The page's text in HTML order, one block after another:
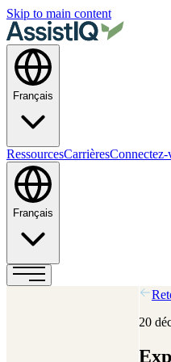
Skip to main content
Français
RessourcesCarrièresConnectez-
Français
20